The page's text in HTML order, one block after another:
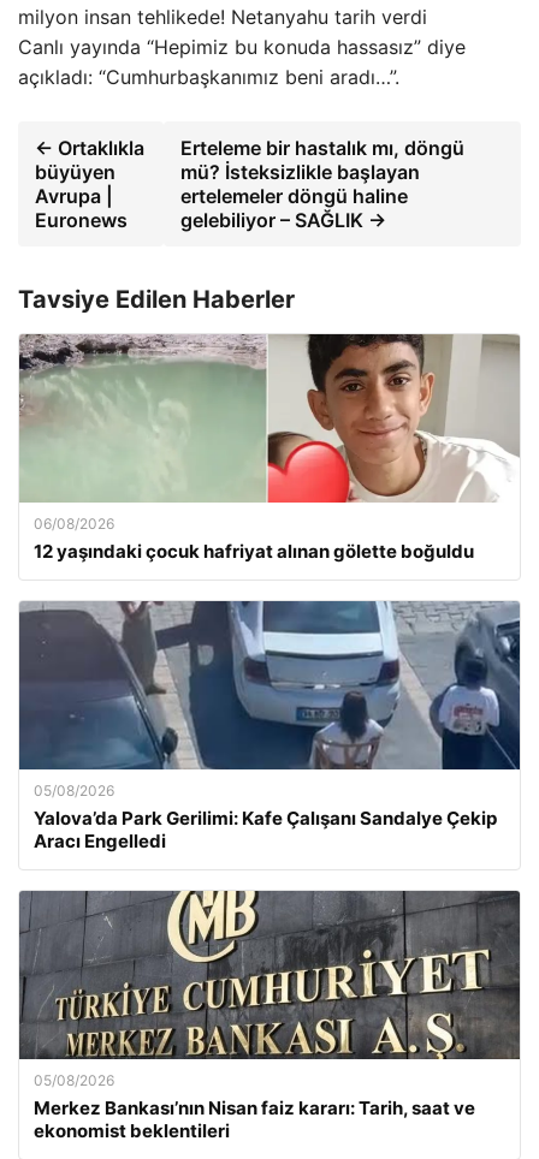
milyon insan tehlikede! Netanyahu tarih verdi
Canlı yayında “Hepimiz bu konuda hassasız” diye
açıkladı: “Cumhurbaşkanımız beni aradı…”.
← Ortaklıkla
büyüyen
Avrupa |
Euronews
Erteleme bir hastalık mı, döngü
mü? İsteksizlikle başlayan
ertelemeler döngü haline
gelebiliyor – SAĞLIK →
Tavsiye Edilen Haberler
06/08/2026
12 yaşındaki çocuk hafriyat alınan gölette boğuldu
05/08/2026
Yalova’da Park Gerilimi: Kafe Çalışanı Sandalye Çekip
Aracı Engelledi
05/08/2026
Merkez Bankası’nın Nisan faiz kararı: Tarih, saat ve
ekonomist beklentileri